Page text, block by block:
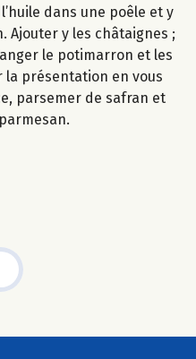
dans une poêle et y
y les châtaignes ;
le potimarron et les
la présentation en vous
parsemer de safran et